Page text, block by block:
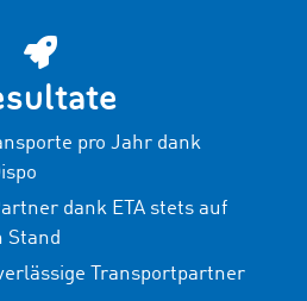
pro Jahr dank
dank ETA stets auf
Stand
Transportpartner